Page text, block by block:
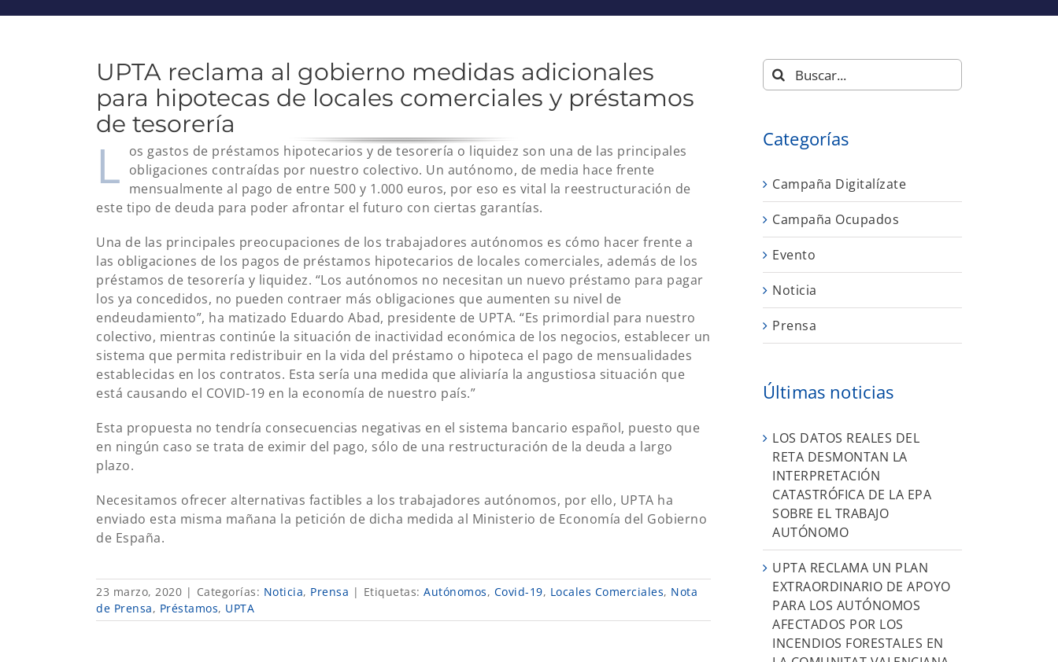
UPTA reclama al gobierno medidas adicionales
para hipotecas de locales comerciales y préstamos
de tesorería
L os gastos de préstamos hipotecarios y de tesorería o liquidez son una de las principales
obligaciones contraídas por nuestro colectivo. Un autónomo, de media hace frente
mensualmente al pago de entre 500 y 1.000 euros, por eso es vital la reestructuración de
este tipo de deuda para poder afrontar el futuro con ciertas garantías.
Una de las principales preocupaciones de los trabajadores autónomos es cómo hacer frente a
las obligaciones de los pagos de préstamos hipotecarios de locales comerciales, además de los
préstamos de tesorería y liquidez. “Los autónomos no necesitan un nuevo préstamo para pagar
los ya concedidos, no pueden contraer más obligaciones que aumenten su nivel de
endeudamiento”, ha matizado Eduardo Abad, presidente de UPTA. “Es primordial para nuestro
colectivo, mientras continúe la situación de inactividad económica de los negocios, establecer un
sistema que permita redistribuir en la vida del préstamo o hipoteca el pago de mensualidades
establecidas en los contratos. Esta sería una medida que aliviaría la angustiosa situación que
está causando el COVID-19 en la economía de nuestro país.”
Esta propuesta no tendría consecuencias negativas en el sistema bancario español, puesto que
en ningún caso se trata de eximir del pago, sólo de una restructuración de la deuda a largo
plazo.
Necesitamos ofrecer alternativas factibles a los trabajadores autónomos, por ello, UPTA ha
enviado esta misma mañana la petición de dicha medida al Ministerio de Economía del Gobierno
de España.
23 marzo, 2020 | Categorías: Noticia, Prensa | Etiquetas: Autónomos, Covid-19, Locales Comerciales, Nota
de Prensa, Préstamos, UPTA
Buscar:
Categorías
Campaña Digitalízate
Campaña Ocupados
Evento
Noticia
Prensa
Últimas noticias
LOS DATOS REALES DEL
RETA DESMONTAN LA
INTERPRETACIÓN
CATASTRÓFICA DE LA EPA
SOBRE EL TRABAJO
AUTÓNOMO
UPTA RECLAMA UN PLAN
EXTRAORDINARIO DE APOYO
PARA LOS AUTÓNOMOS
AFECTADOS POR LOS
INCENDIOS FORESTALES EN